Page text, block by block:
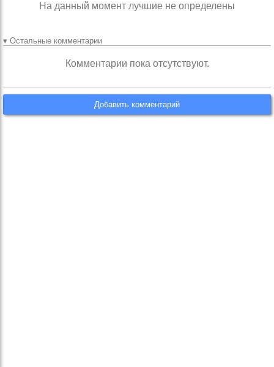
На данный момент лучшие не определены
▾ Остальные комментарии
Комментарии пока отсутствуют.
Добавить комментарий